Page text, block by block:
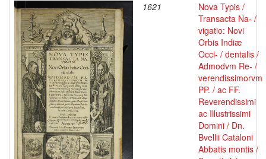
1621
Nova Typis /
Transacta Na- /
vigatio: Novi
Orbis Indiæ
Occi- / dentalis /
Admodvm Re- /
verendissimorvm
PP. / ac FF.
Reverendissimi
ac Illustrissimi
Domini / Dn.
Bvellii Cataloni
Abbatis montis /